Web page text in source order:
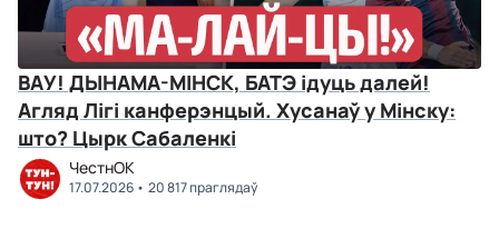
ВАУ! ДЫНАМА-МІНСК, БАТЭ ідуць далей!
Агляд Лігі канферэнцый. Хусанаў у Мінску:
што? Цырк Сабаленкі
ЧестнОК
17.07.2026 20 817 праглядаў